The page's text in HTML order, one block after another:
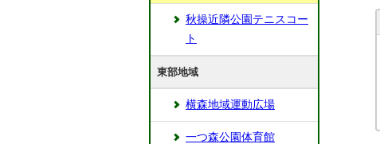
秋操近隣公園テニスコー
ト
東部地域
横森地域運動広場
一つ森公園体育館